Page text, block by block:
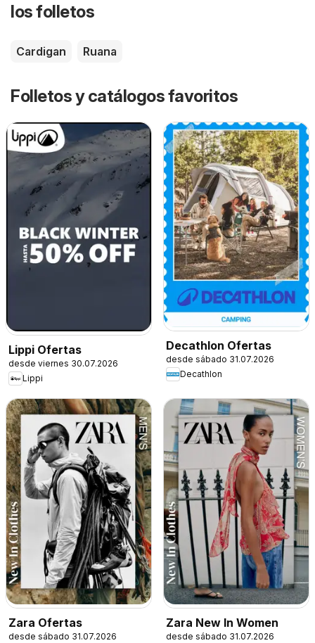
los folletos
Cardigan Ruana
Folletos y catálogos favoritos
Lippi Ofertas
desde viernes 30.07.2026
Lippi
Decathlon Ofertas
desde sábado 31.07.2026
Decathlon
Zara Ofertas
desde sábado 31.07.2026
Zara New In Women
desde sábado 31.07.2026